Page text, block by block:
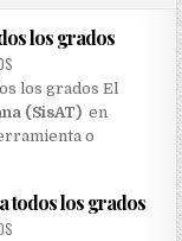
los grados
los grados El
(SisAT) en
o
todos los grados